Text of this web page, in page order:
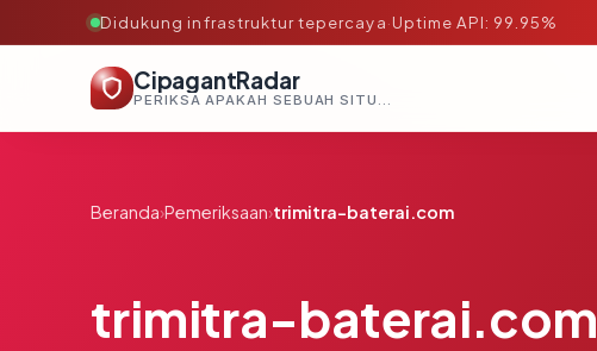
Didukung infrastruktur tepercaya·Uptime API: 99.95%
CipagantRadar
PERIKSA APAKAH SEBUAH SITUS AMAN, TEPERCAYA, DAN TERVERIFIKASI DALAM HITUNGAN DETIK.
Beranda›Pemeriksaan›trimitra-baterai.com
trimitra-baterai.com